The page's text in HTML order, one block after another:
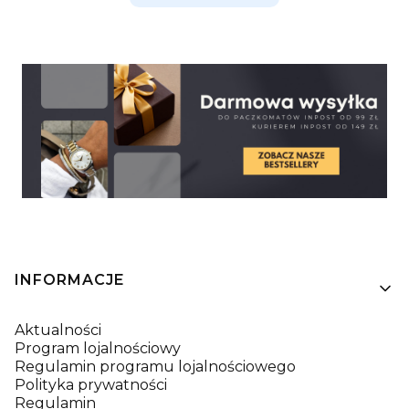
Linki w stopce
INFORMACJE
Aktualności
Program lojalnościowy
Regulamin programu lojalnościowego
Polityka prywatności
Regulamin